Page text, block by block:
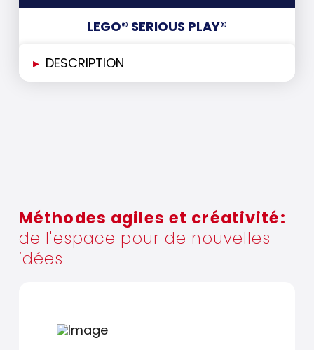
LEGO® SERIOUS PLAY®
▸ DESCRIPTION
Méthodes agiles et créativité:
de l'espace pour de nouvelles
idées